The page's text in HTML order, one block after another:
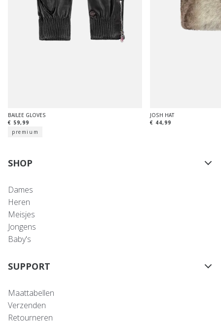
BAILEE GLOVES
€ 59,99
premium
JOSH HAT
€ 44,99
SHOP
Dames
Heren
Meisjes
Jongens
Baby's
SUPPORT
Maattabellen
Verzenden
Retourneren